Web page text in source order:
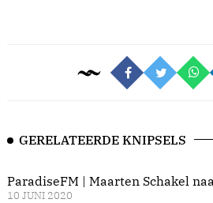
GERELATEERDE KNIPSELS
ParadiseFM | Maarten Schakel
10 JUNI 2020